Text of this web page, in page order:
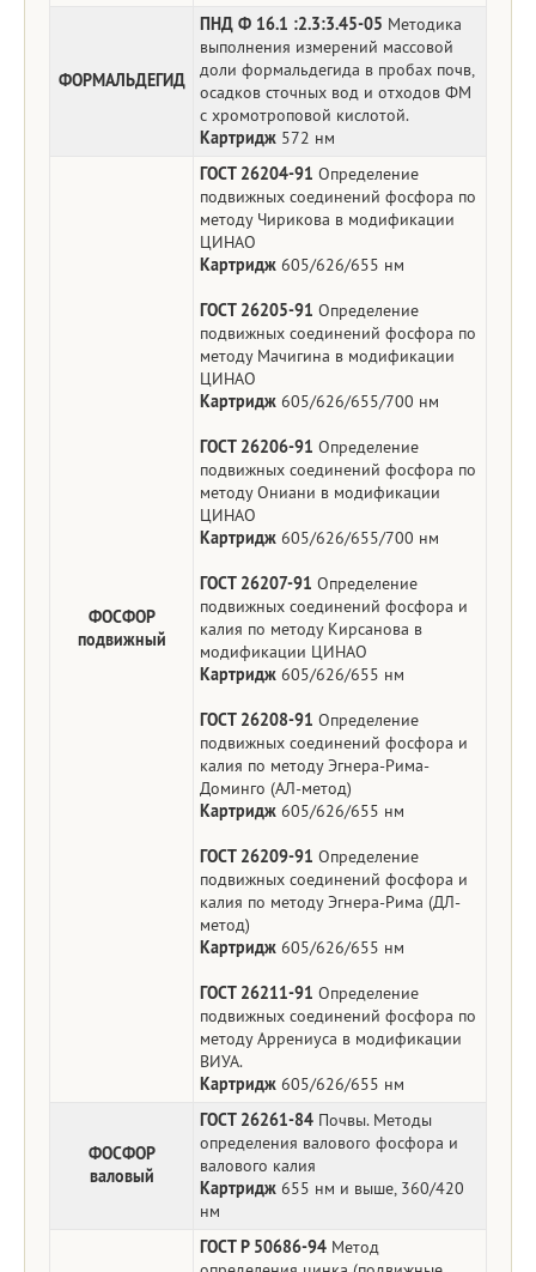
ФОРМАЛЬДЕГИД
ПНД Ф 16.1 :2.3:3.45-05 Методика
выполнения измерений массовой
доли формальдегида в пробах почв,
осадков сточных вод и отходов ФМ
с хромотроповой кислотой.
Картридж 572 нм
ФОСФОР
подвижный
ГОСТ 26204-91 Определение
подвижных соединений фосфора по
методу Чирикова в модификации
ЦИНАО
Картридж 605/626/655 нм
ГОСТ 26205-91 Определение
подвижных соединений фосфора по
методу Мачигина в модификации
ЦИНАО
Картридж 605/626/655/700 нм
ГОСТ 26206-91 Определение
подвижных соединений фосфора по
методу Ониани в модификации
ЦИНАО
Картридж 605/626/655/700 нм
ГОСТ 26207-91 Определение
подвижных соединений фосфора и
калия по методу Кирсанова в
модификации ЦИНАО
Картридж 605/626/655 нм
ГОСТ 26208-91 Определение
подвижных соединений фосфора и
калия по методу Эгнера-Рима-
Доминго (АЛ-метод)
Картридж 605/626/655 нм
ГОСТ 26209-91 Определение
подвижных соединений фосфора и
калия по методу Эгнера-Рима (ДЛ-
метод)
Картридж 605/626/655 нм
ГОСТ 26211-91 Определение
подвижных соединений фосфора по
методу Аррениуса в модификации
ВИУА.
Картридж 605/626/655 нм
ФОСФОР
валовый
ГОСТ 26261-84 Почвы. Методы
определения валового фосфора и
валового калия
Картридж 655 нм и выше, 360/420
нм
ГОСТ Р 50686-94 Метод